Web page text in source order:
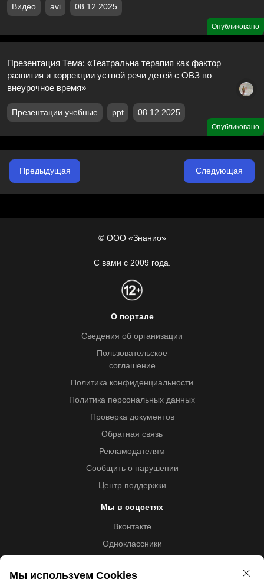
Опубликовано
Видео avi 08.12.2025
Опубликовано
Презентация Тема: «Театральна терапия как фактор
развития и коррекции устной речи детей с ОВЗ во
внеурочное время»
Презентации учебные ppt 08.12.2025
Предыдущая Следующая
© ООО «Знанио»
С вами с 2009 года.
О портале
Сведения об организации
Пользовательское
соглашение
Политика конфиденциальности
Политика персональных данных
Проверка документов
Обратная связь
Рекламодателям
Сообщить о нарушении
Центр поддержки
Мы в соцсетях
Вконтакте
Одноклассники
Мы используем Cookies